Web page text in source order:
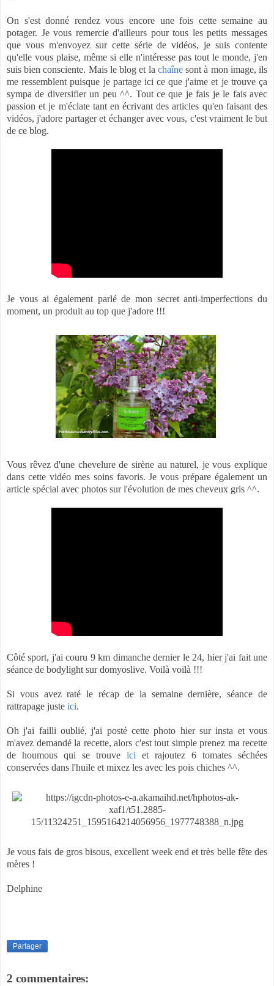
On s'est donné rendez vous encore une fois cette semaine au
potager. Je vous remercie d'ailleurs pour tous les petits messages
que vous m'envoyez sur cette série de vidéos, je suis contente
qu'elle vous plaise, même si elle n'intéresse pas tout le monde, j'en
suis bien consciente. Mais le blog et la chaînesont à mon image, ils
me ressemblent puisque je partage ici ce que j'aime et je trouve ça
sympa de diversifier un peu ^^. Tout ce que je fais je le fais avec
passion et je m'éclate tant en écrivant des articles qu'en faisant des
vidéos, j'adore partager et échanger avec vous, c'est vraiment le but
de ce blog.
Je vous ai également parlé de mon secret anti-imperfections du
moment, un produit au top que j'adore !!!
Vous rêvez d'une chevelure de sirène au naturel, je vous explique
dans cette vidéo mes soins favoris. Je vous prépare également un
article spécial avec photos sur l'évolution de mes cheveux gris ^^.
Côté sport, j'ai couru 9 km dimanche dernier le 24, hier j'ai fait une
séance de bodylight sur domyoslive. Voilà voilà !!!
Si vous avez raté le récap de la semaine dernière, séance de
rattrapage juste ici.
Oh j'ai failli oublié, j'ai posté cette photo hier sur insta et vous
m'avez demandé la recette, alors c'est tout simple prenez ma recette
de houmous qui se trouve ici et rajoutez 6 tomates séchées
conservées dans l'huile et mixez les avec les pois chiches ^^.
Je vous fais de gros bisous, excellent week end et très belle fête des
mères !
Delphine
Partager
2 commentaires: